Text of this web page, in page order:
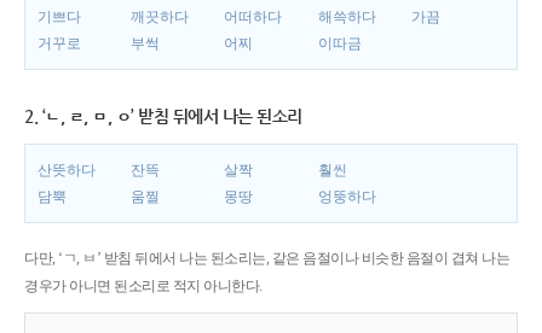
기쁘다
깨끗하다 어떠하다 해쓱하다
가끔
거꾸로
부썩 어찌 이따금
2. ‘ㄴ, ㄹ, ㅁ, ㅇ’ 받침 뒤에서 나는 된소리
산뜻하다 잔뜩 살짝
훨씬
담뿍
움찔 몽땅 엉뚱하다
다만, ‘ㄱ, ㅂ’ 받침 뒤에서 나는 된소리는, 같은 음절이나 비슷한 음절이 겹쳐 나는
경우가 아니면 된소리로 적지 아니한다.